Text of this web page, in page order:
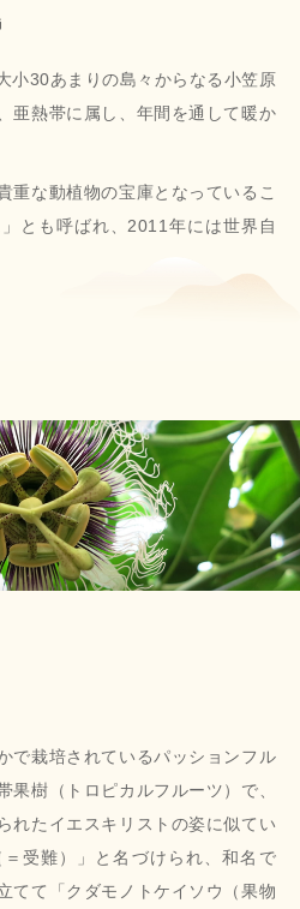
小30あまりの島々からなる小笠原
亜熱帯に属し、年間を通して暖か
重な動植物の宝庫となっているこ
とも呼ばれ、2011年には世界自
で栽培されているパッションフル
果樹（トロピカルフルーツ）で、
れたイエスキリストの姿に似てい
受難）」と名づけられ、和名で
てて「クダモノトケイソウ（果物